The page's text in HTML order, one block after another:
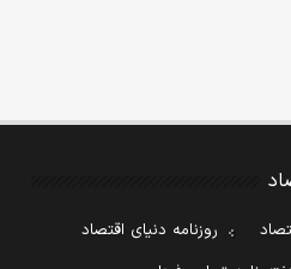
روزنامه دنیای اقتصاد